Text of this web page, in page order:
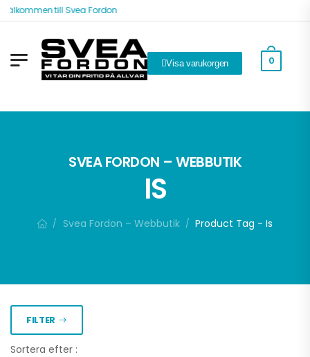
Välkommen till Svea Fordon
Visa varukorgen 0
SVEA FORDON – WEBBUTIK
IS
/ Svea Fordon – Webbutik / Product Tag - Is
FILTER
Sortera efter :